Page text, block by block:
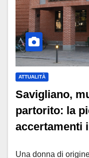
ATTUALITÀ
Savigliano,
partorito: la
accertamenti
Una donna di